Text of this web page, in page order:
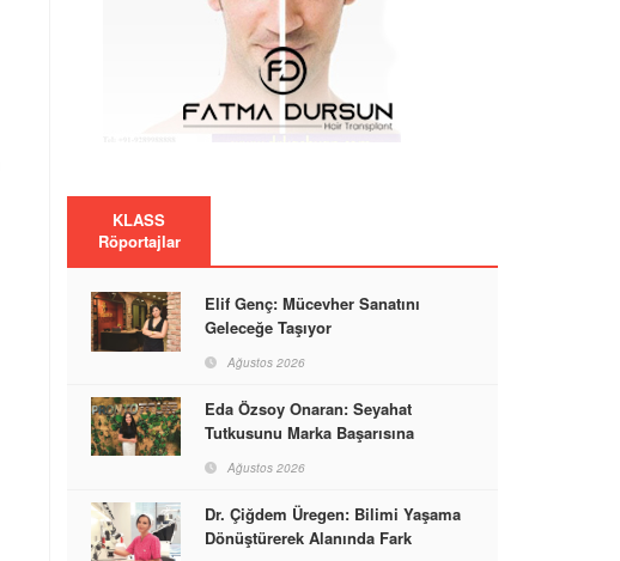
KLASS
Röportajlar
Elif Genç: Mücevher Sanatını
Geleceğe Taşıyor
Ağustos 2026
Eda Özsoy Onaran: Seyahat
Tutkusunu Marka Başarısına
Ağustos 2026
Dr. Çiğdem Üregen: Bilimi Yaşama
Dönüştürerek Alanında Fark